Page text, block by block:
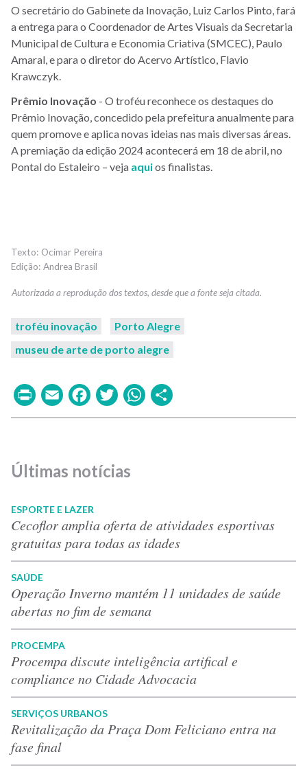
O secretário do Gabinete da Inovação, Luiz Carlos Pinto, fará
a entrega para o Coordenador de Artes Visuais da Secretaria
Municipal de Cultura e Economia Criativa (SMCEC), Paulo
Amaral, e para o diretor do Acervo Artístico, Flavio
Krawczyk.
Prêmio Inovação - O troféu reconhece os destaques do
Prêmio Inovação, concedido pela prefeitura anualmente para
quem promove e aplica novas ideias nas mais diversas áreas.
A premiação da edição 2024 acontecerá em 18 de abril, no
Pontal do Estaleiro – veja aquios finalistas.
Ocimar Pereira
Andrea Brasil
troféu inovação
Porto Alegre
museu de arte de porto alegre
PrintEmailFacebook
TwitterWhatsApp
Últimas notícias
ESPORTE E LAZER
Cecoflor amplia oferta de atividades esportivas
gratuitas para todas as idades
SAÚDE
Operação Inverno mantém 11 unidades de saúde
abertas no fim de semana
PROCEMPA
Procempa discute inteligência artifical e
compliance no Cidade Advocacia
SERVIÇOS URBANOS
Revitalização da Praça Dom Feliciano entra na
fase final